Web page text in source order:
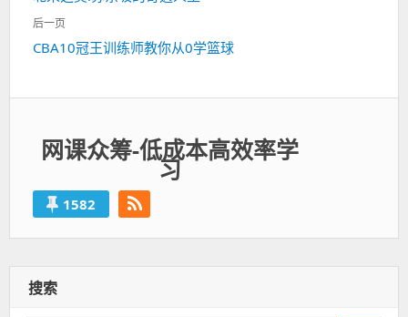
航
一
后一页
下
CBA10冠王训练师教你从0学篮球
网课众筹-低成本高效率学
习
1582
搜索